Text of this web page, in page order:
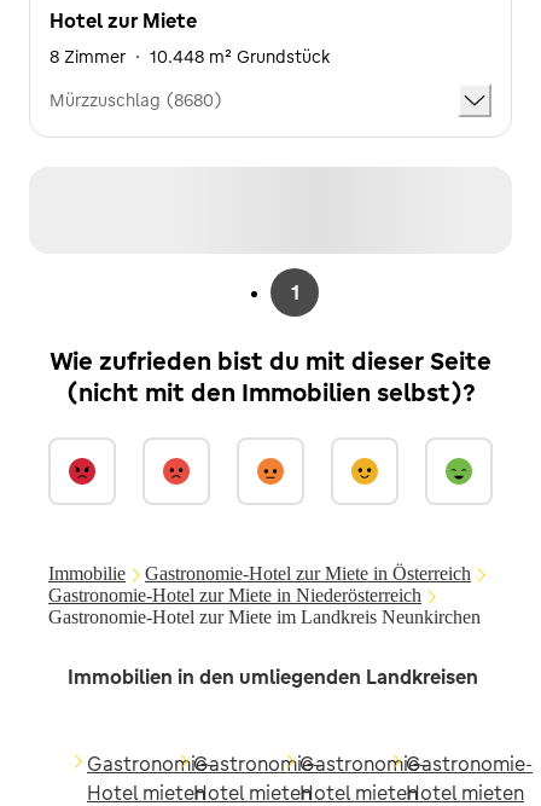
Hotel zur Miete
8 Zimmer · 10.448 m² Grundstück
Mürzzuschlag (8680)
1
Wie zufrieden bist du mit dieser Seite
(nicht mit den Immobilien selbst)?
Immobilie
Gastronomie-Hotel zur Miete in Österreich
Gastronomie-Hotel zur Miete in Niederösterreich
Gastronomie-Hotel zur Miete im Landkreis Neunkirchen
Immobilien in den umliegenden Landkreisen
Gastronomie-
Hotel mieten
Gastronomie-
Hotel mieten
Gastronomie-
Hotel mieten
Gastronomie-
Hotel mieten